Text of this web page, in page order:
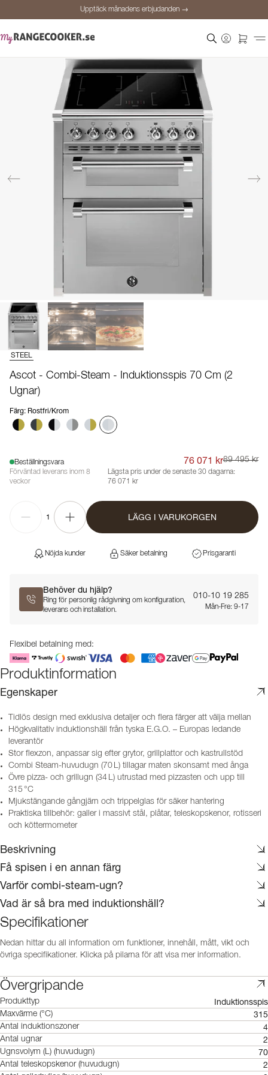
Upptäck månadens erbjudanden →
Prisgaranti
Personlig rådgivning
Upptäck månadens erbjudanden →
STEEL
Ascot - Combi-Steam - Induktionsspis 70 Cm (2
Ugnar)
Färg: Rostfri/Krom
Beställningsvara
Förväntad leverans inom 8
veckor
76 071 kr89 495 kr
Lägsta pris under de senaste 30 dagarna:
76 071 kr
1 LÄGG I VARUKORGEN
Nöjda kunder Säker betalning Prisgaranti
Behöver du hjälp?
Ring för personlig rådgivning om konfiguration,
leverans och installation.
010-10 19 285
Mån-Fre: 9-17
Flexibel betalning med:
Produktinformation
Egenskaper
Tidlös design med exklusiva detaljer och flera färger att välja mellan
Högkvalitativ induktionshäll från tyska E.G.O. – Europas ledande
leverantör
Stor flexzon, anpassar sig efter grytor, grillplattor och kastrullstöd
Combi Steam-huvudugn (70 L) tillagar maten skonsamt med ånga
Övre pizza- och grillugn (34 L) utrustad med pizzasten och upp till
315 °C
Mjukstängande gångjärn och trippelglas för säker hantering
Praktiska tillbehör: galler i massivt stål, plåtar, teleskopskenor, rotisseri
och köttermometer
Beskrivning
Få spisen i en annan färg
Varför combi-steam-ugn?
Vad är så bra med induktionshäll?
Specifikationer
Nedan hittar du all information om funktioner, innehåll, mått, vikt och
övriga specifikationer. Klicka på pilarna för att visa mer information.
Övergripande
Produkttyp Induktionsspis
Maxvärme (°C) 315
Antal induktionszoner 4
Antal ugnar 2
Ugnsvolym (L) (huvudugn) 70
Antal teleskopskenor (huvudugn) 2